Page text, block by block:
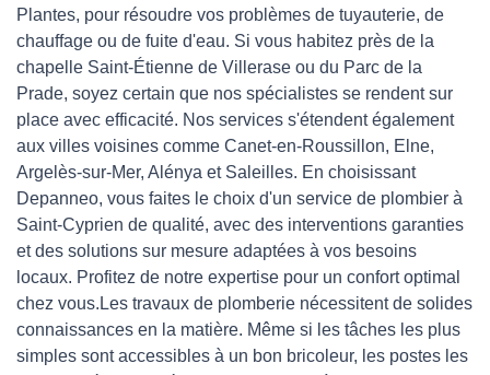
Plantes, pour résoudre vos problèmes de tuyauterie, de
chauffage ou de fuite d'eau. Si vous habitez près de la
chapelle Saint-Étienne de Villerase ou du Parc de la
Prade, soyez certain que nos spécialistes se rendent sur
place avec efficacité. Nos services s'étendent également
aux villes voisines comme Canet-en-Roussillon, Elne,
Argelès-sur-Mer, Alénya et Saleilles. En choisissant
Depanneo, vous faites le choix d'un service de plombier à
Saint-Cyprien de qualité, avec des interventions garanties
et des solutions sur mesure adaptées à vos besoins
locaux. Profitez de notre expertise pour un confort optimal
chez vous.Les travaux de plomberie nécessitent de solides
connaissances en la matière. Même si les tâches les plus
simples sont accessibles à un bon bricoleur, les postes les